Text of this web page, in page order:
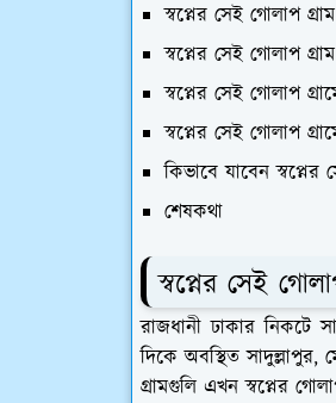
স্বপ্নের সেই গোলাপ
স্বপ্নের সেই গোলাপ
স্বপ্নের সেই গোলাপ
স্বপ্নের সেই গোলাপ
কিভাবে যাবেন স্বপ্নের
শেষকথা
স্বপ্নের সেই
রাজধানী ঢাকার নিকটে
দিকে অবস্থিত সাদুল্লাপুর,
গ্রামগুলি এখন স্বপ্নের